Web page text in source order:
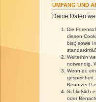
UMFANG UND
Deine Daten
Die
diesen
bist) sowie
Weiterhin
notwendig.
Wenn du
Benutzer-
Schließlich
oder